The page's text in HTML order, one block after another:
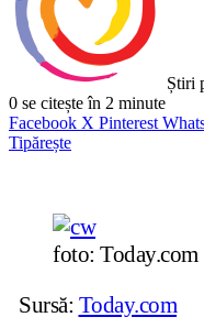
Știri
0 se citește în 2 minute
Facebook X Pinterest
Tipărește
foto: Today.com
Sursă: Today.com